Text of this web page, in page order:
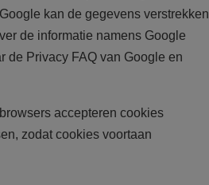
kan de gegevens verstrekken
de informatie namens Google
de Privacy FAQ van Google en
accepteren cookies
zodat cookies voortaan